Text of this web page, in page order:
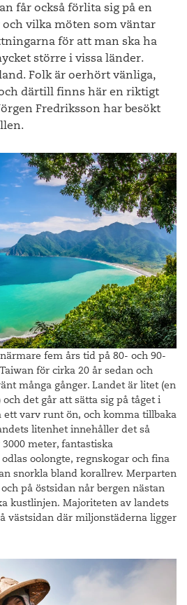
får också förlita sig på en
vilka möten som väntar
för att man ska ha
större i vissa länder.
Folk är oerhört vänliga,
därtill finns här en riktigt
Fredriksson har besökt
fem års tid på 80- och 90-
för cirka 20 år sedan och
många gånger. Landet är litet (en
det går att sätta sig på tåget i
ett varv runt ön, och komma tillbaka
litenhet innehåller det så
meter, fantastiska
oolongte, regnskogar och fina
snorkla bland korallrev. Merparten
på östsidan når bergen nästan
kustlinjen. Majoriteten av landets
västsidan där miljonstäderna ligger